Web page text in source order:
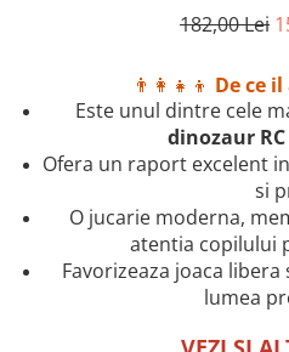
Camera Copilului
Balansoare & Covorase de Joaca
Carusele & Jucarii pentru Patut
Depozitare & Organizare Jucarii
Masinute Electrice
Trotinete & Triciclete pentru
182,00 Lei
👨‍👩‍👧‍👦 De ce
Este unul dintre cele
dinozaur RC
Ofera un raport excelent
si
O jucarie moderna,
atentia copilului
Favorizeaza joaca
lumea